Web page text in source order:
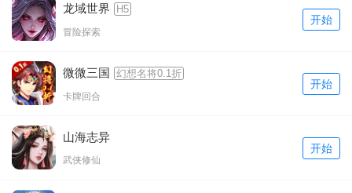
龙域世界 H5
冒险探索
开始
微微三国 幻想名将0.1折
卡牌回合
开始
山海志异
武侠修仙
开始